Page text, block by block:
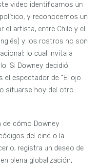
video identificamos un
y reconocemos un
el artista, entre Chile y el
y los rostros no son
lo cual invita a
Si Downey decidió
espectador de “El ojo
situarse hoy del otro
de cómo Downey
del cine o la
registra un deseo de
plena globalización,